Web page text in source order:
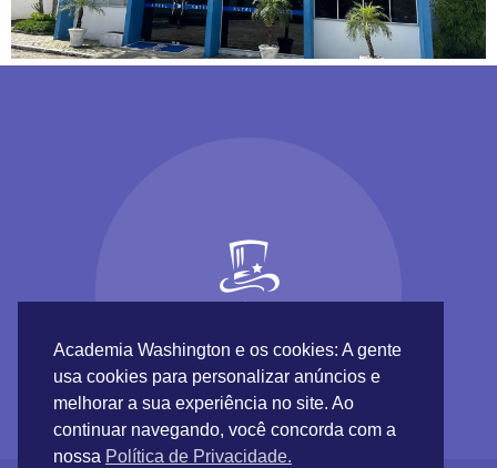
Academia Washington e os cookies: A gente
usa cookies para personalizar anúncios e
melhorar a sua experiência no site. Ao
continuar navegando, você concorda com a
nossa Política de Privacidade.